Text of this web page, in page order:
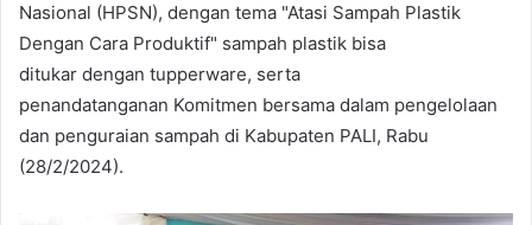
Nasional (HPSN), dengan tema "Atasi Sampah Plastik
Dengan Cara Produktif" sampah plastik bisa
ditukar dengan tupperware, serta
penandatanganan Komitmen bersama dalam pengelolaan
dan penguraian sampah di Kabupaten PALI, Rabu
(28/2/2024).